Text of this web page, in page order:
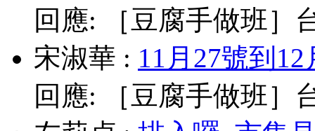
回應:
［豆腐手做班］
宋淑華 : 11月27號到
回應:
［豆腐手做班］